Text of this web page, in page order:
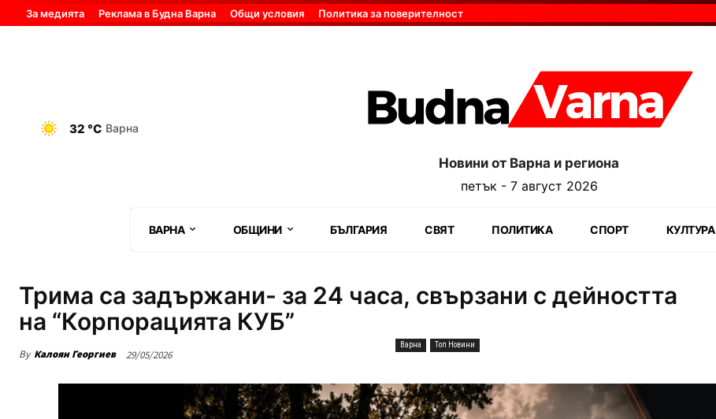
За медията Реклама в Будна Варна Общи условия Политика за поверителност
32 °C Варна
Новини от Варна и региона
петък - 7 август 2026
ВАРНА ОБЩИНИ БЪЛГАРИЯ СВЯТ ПОЛИТИКА СПОРТ КУЛТУРА
Трима са задържани- за 24 часа, свързани с дейността
на “Корпорацията КУБ”
By Калоян Георгиев 29/05/2026
Варна Топ Новини